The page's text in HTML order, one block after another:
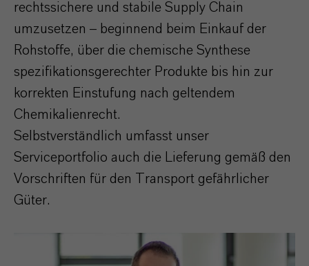
rechtssichere und stabile Supply Chain
umzusetzen – beginnend beim Einkauf der
Rohstoffe, über die chemische Synthese
spezifikationsgerechter Produkte bis hin zur
korrekten Einstufung nach geltendem
Chemikalienrecht.
Selbstverständlich umfasst unser
Serviceportfolio auch die Lieferung gemäß den
Vorschriften für den Transport gefährlicher
Güter.